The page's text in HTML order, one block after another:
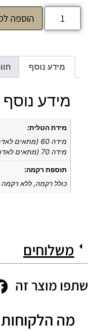
הוספה
מידע נוסף
מידע נוסף
מידת הטלית:
מידה 70 (מתאים לאדם שגובהו- 195 ס"מ – 180 ס"מ)
תוספת רקמה:
כולל רקמה, ללא רקמה
משלוחים
שתפו מוצר זה
מה הלקוחות